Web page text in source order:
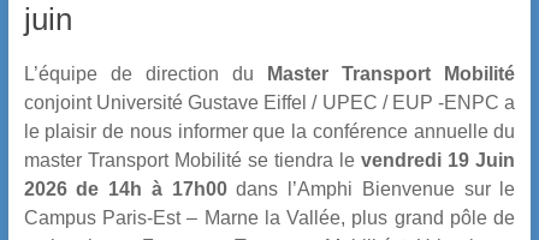
juin
L’équipe de direction du
Master Transport Mobilité
conjoint Université Gustave Eiffel / UPEC / EUP -ENPC a
le plaisir de nous informer que la conférence annuelle du
master Transport Mobilité se tiendra levendredi 19 Juin
2026 de 14h à 17h00dans l’Amphi Bienvenue sur le
Campus Paris-Est – Marne la Vallée, plus grand pôle de